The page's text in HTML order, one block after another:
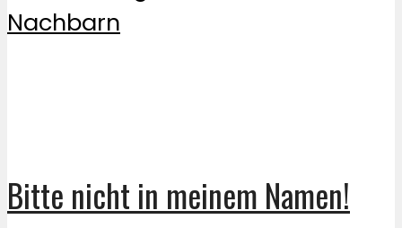
Bitte nicht in meinem Namen!